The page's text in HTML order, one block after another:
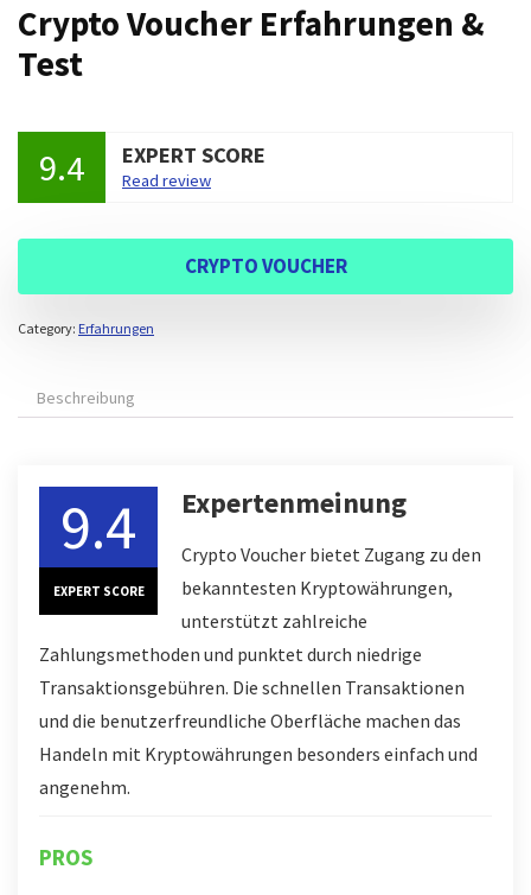
Crypto Voucher Erfahrungen &
Test
9.4 EXPERT SCORE
Read review
CRYPTO VOUCHER
Category: Erfahrungen
Beschreibung
9.4
EXPERT SCORE
Expertenmeinung
Crypto Voucher bietet Zugang zu den
bekanntesten Kryptowährungen,
unterstützt zahlreiche
Zahlungsmethoden und punktet durch niedrige
Transaktionsgebühren. Die schnellen Transaktionen
und die benutzerfreundliche Oberfläche machen das
Handeln mit Kryptowährungen besonders einfach und
angenehm.
PROS